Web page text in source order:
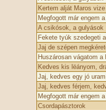
Kertem alját Maros
Megfogott már engem
A csikósok, a gulyások
Fekete tyúk szedegeti
Jaj de szépen
Huszárosan vágatom a
Kedves kis lëányom,
Jaj, kedves egy jó uram
Jaj, kedves férjem,
Megfogott már engem
Csordapásztorok